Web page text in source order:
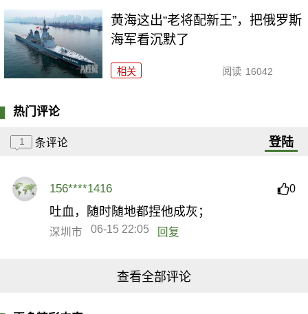
黄海这出“老将配新王”，把俄罗斯
海军看沉默了
相关 阅读 16042
热门评论
1 条评论 登陆
156****1416 0
吐血，随时随地都捏他成灰；
深圳市 06-15 22:05 回复
查看全部评论